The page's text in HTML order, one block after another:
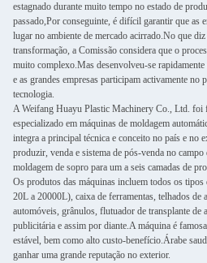
estagnado durante muito tempo no estado de
passado,Por conseguinte, é difícil garantir que as
lugar no ambiente de mercado acirrado.No que
transformação, a Comissão considera que o
muito complexo.Mas desenvolveu-se
e as grandes empresas participam activamente no
tecnologia.
A Weifang Huayu Plastic Machinery Co., Ltd. foi
especializado em máquinas de moldagem
integra a principal técnica e conceito no país e no
produzir, venda e sistema de pós-venda no
moldagem de sopro para um a seis camadas de
Os produtos das máquinas incluem todos os tipos
20L a 20000L), caixa de ferramentas, telhados de
automóveis, grânulos, flutuador de transplante de
publicitária e assim por diante.A máquina é
estável, bem como alto custo-benefício.Árabe
ganhar uma grande reputação no exterior.